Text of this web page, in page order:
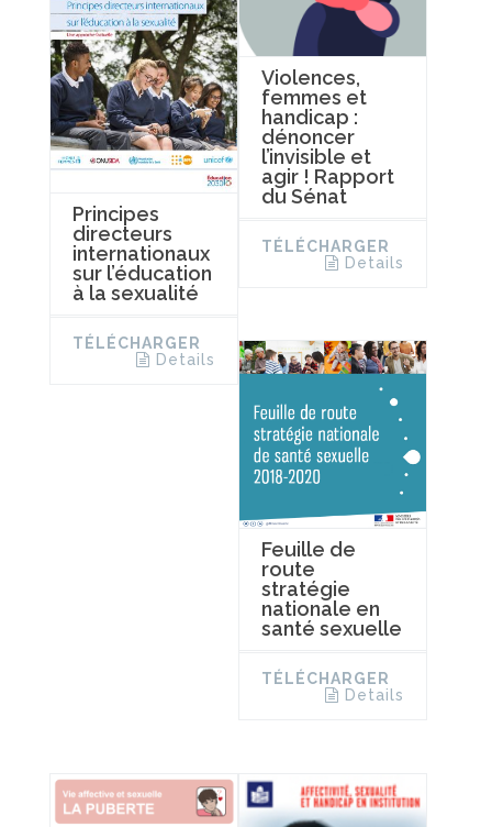
Principes
directeurs
internationaux
sur l’éducation
à la sexualité
TÉLÉCHARGER
Details
Violences,
femmes et
handicap :
dénoncer
l’invisible et
agir ! Rapport
du Sénat
TÉLÉCHARGER
Details
Feuille de
route
stratégie
nationale en
santé sexuelle
TÉLÉCHARGER
Details